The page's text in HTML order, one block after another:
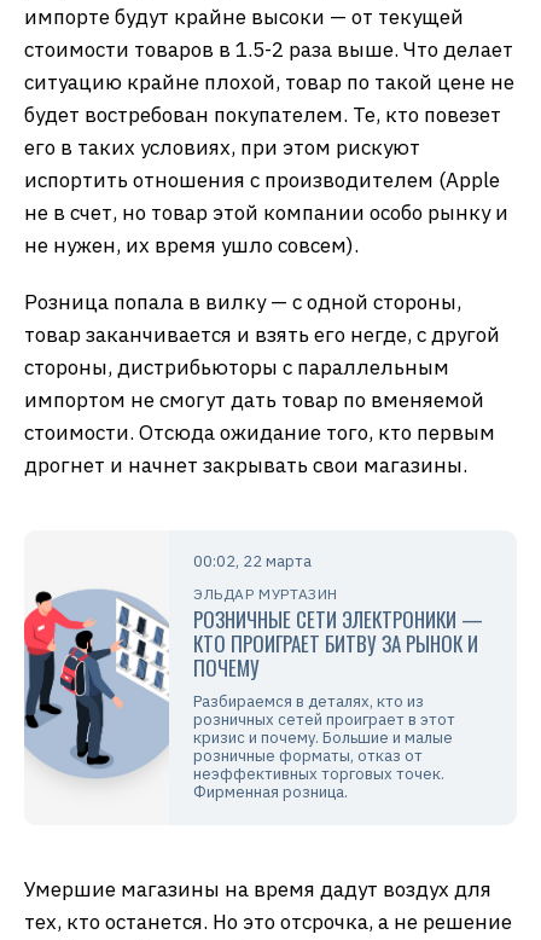
импорте будут крайне высоки — от текущей
стоимости товаров в 1.5-2 раза выше. Что делает
ситуацию крайне плохой, товар по такой цене не
будет востребован покупателем. Те, кто повезет
его в таких условиях, при этом рискуют
испортить отношения с производителем (Apple
не в счет, но товар этой компании особо рынку и
не нужен, их время ушло совсем).
Розница попала в вилку — с одной стороны,
товар заканчивается и взять его негде, с другой
стороны, дистрибьюторы с параллельным
импортом не смогут дать товар по вменяемой
стоимости. Отсюда ожидание того, кто первым
дрогнет и начнет закрывать свои магазины.
00:02, 22 марта
ЭЛЬДАР МУРТАЗИН
РОЗНИЧНЫЕ СЕТИ ЭЛЕКТРОНИКИ —
КТО ПРОИГРАЕТ БИТВУ ЗА РЫНОК И
ПОЧЕМУ
Разбираемся в деталях, кто из
розничных сетей проиграет в этот
кризис и почему. Большие и малые
розничные форматы, отказ от
неэффективных торговых точек.
Фирменная розница.
Умершие магазины на время дадут воздух для
тех, кто останется. Но это отсрочка, а не решение